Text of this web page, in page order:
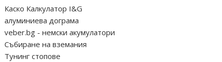
Каско Калкулатор I&G
алуминиева дограма
veber.bg - немски акумулатори
Събиране на вземания
Тунинг стопове